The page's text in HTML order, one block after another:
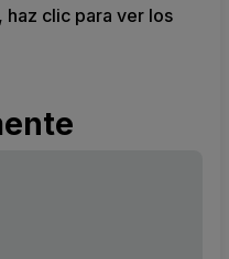
haz clic para ver los